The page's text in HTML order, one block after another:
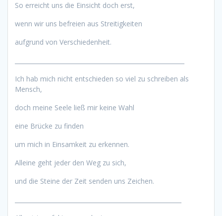
So erreicht uns die Einsicht doch erst,
wenn wir uns befreien aus Streitigkeiten
aufgrund von Verschiedenheit.
Ich hab mich nicht entschieden so viel zu schreiben als
Mensch,
doch meine Seele ließ mir keine Wahl
eine Brücke zu finden
um mich in Einsamkeit zu erkennen.
Alleine geht jeder den Weg zu sich,
und die Steine der Zeit senden uns Zeichen.